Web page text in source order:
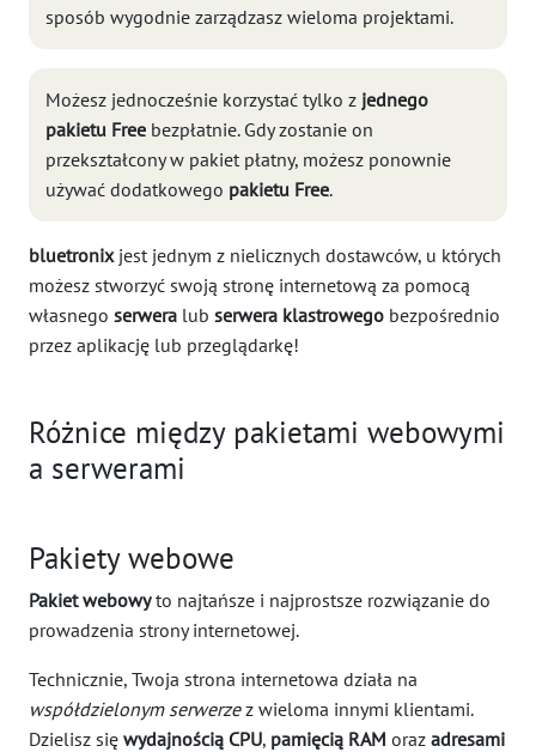
sposób wygodnie zarządzasz wieloma projektami.
Możesz jednocześnie korzystać tylko z jednego
pakietu Free bezpłatnie. Gdy zostanie on
przekształcony w pakiet płatny, możesz ponownie
używać dodatkowego pakietu Free.
bluetronixjest jednym z nielicznych dostawców, u których
możesz stworzyć swoją stronę internetową za pomocą
własnego serwera lub serwera klastrowego bezpośrednio
przez aplikację lub przeglądarkę!
Różnice między pakietami webowymi
a serwerami
Pakiety webowe
Pakiet webowyto najtańsze i najprostsze rozwiązanie do
prowadzenia strony internetowej.
Technicznie, Twoja strona internetowa działa na
współdzielonym serwerzez wieloma innymi klientami.
Dzielisz się wydajnością CPU, pamięcią RAM oraz adresami